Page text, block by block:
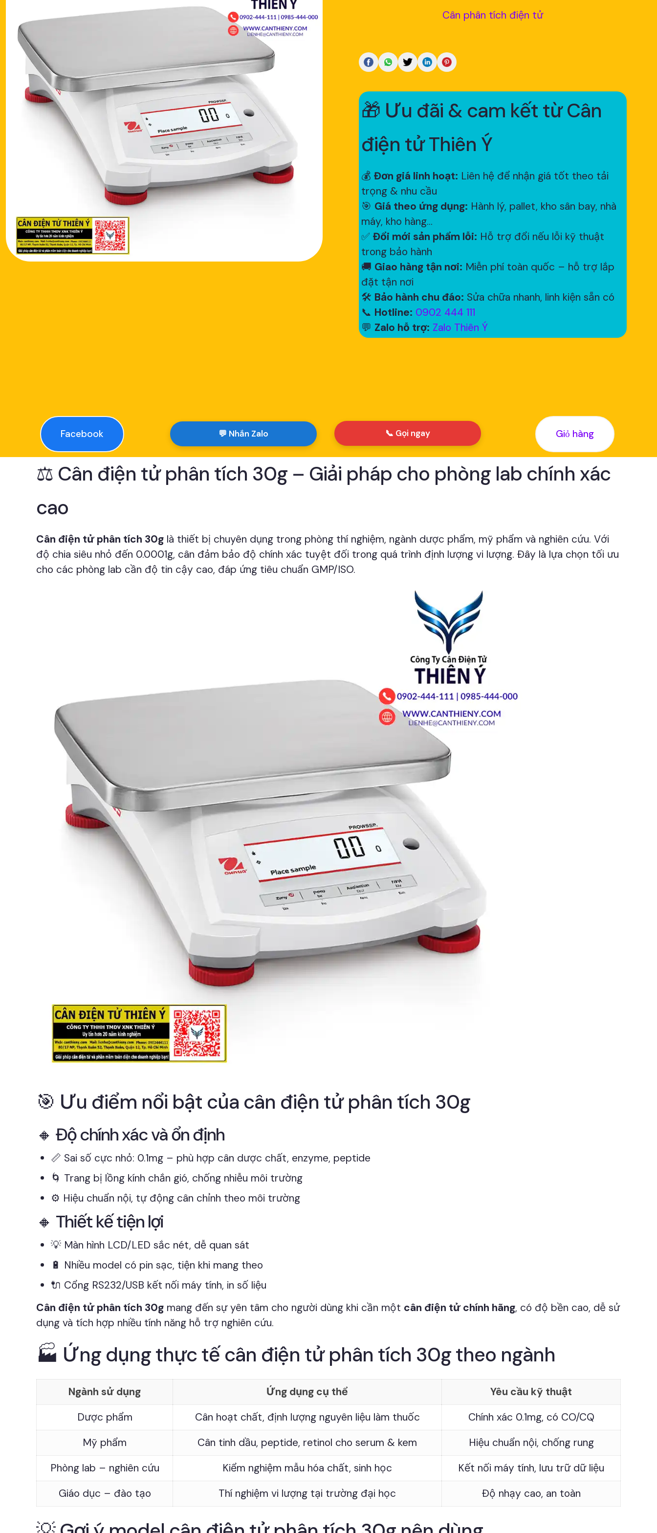
Cân phân tích điện tử
🎁 Ưu đãi & cam kết từ Cân
điện tử Thiên Ý
💰 Đơn giá linh hoạt: Liên hệ để nhận giá tốt theo tải
trọng & nhu cầu
🎯 Giá theo ứng dụng: Hành lý, pallet, kho sân bay, nhà
máy, kho hàng...
✅ Đổi mới sản phẩm lỗi: Hỗ trợ đổi nếu lỗi kỹ thuật
trong bảo hành
🚚 Giao hàng tận nơi: Miễn phí toàn quốc – hỗ trợ lắp
đặt tận nơi
🛠 Bảo hành chu đáo: Sửa chữa nhanh, linh kiện sẵn có
📞 Hotline: 0902 444 111
💬 Zalo hỗ trợ: Zalo Thiên Ý
Facebook 💬 Nhắn Zalo 📞 Gọi ngay Giỏ hàng
⚖️ Cân điện tử phân tích 30g – Giải pháp cho phòng lab chính xác
cao
Cân điện tử phân tích 30g là thiết bị chuyên dụng trong phòng thí nghiệm, ngành dược phẩm, mỹ phẩm và nghiên cứu. Với
độ chia siêu nhỏ đến 0.0001g, cân đảm bảo độ chính xác tuyệt đối trong quá trình định lượng vi lượng. Đây là lựa chọn tối ưu
cho các phòng lab cần độ tin cậy cao, đáp ứng tiêu chuẩn GMP/ISO.
🎯 Ưu điểm nổi bật của cân điện tử phân tích 30g
🔸 Độ chính xác và ổn định
📏 Sai số cực nhỏ: 0.1mg – phù hợp cân dược chất, enzyme, peptide
🌀 Trang bị lồng kính chắn gió, chống nhiễu môi trường
⚙️ Hiệu chuẩn nội, tự động cân chỉnh theo môi trường
🔸 Thiết kế tiện lợi
💡 Màn hình LCD/LED sắc nét, dễ quan sát
🔋 Nhiều model có pin sạc, tiện khi mang theo
🔌 Cổng RS232/USB kết nối máy tính, in số liệu
Cân điện tử phân tích 30g mang đến sự yên tâm cho người dùng khi cần một cân điện tử chính hãng, có độ bền cao, dễ sử
dụng và tích hợp nhiều tính năng hỗ trợ nghiên cứu.
🏭 Ứng dụng thực tế cân điện tử phân tích 30g theo ngành
Ngành sử dụng Ứng dụng cụ thể
Yêu cầu kỹ thuật
Dược phẩm
Cân hoạt chất, định lượng nguyên liệu làm thuốc
Chính xác 0.1mg, có CO/CQ
Mỹ phẩm
Cân tinh dầu, peptide, retinol cho serum & kem
Hiệu chuẩn nội, chống rung
Phòng lab – nghiên cứu
Kiểm nghiệm mẫu hóa chất, sinh học
Kết nối máy tính, lưu trữ dữ liệu
Giáo dục – đào tạo
Thí nghiệm vi lượng tại trường đại học Độ nhạy cao, an toàn